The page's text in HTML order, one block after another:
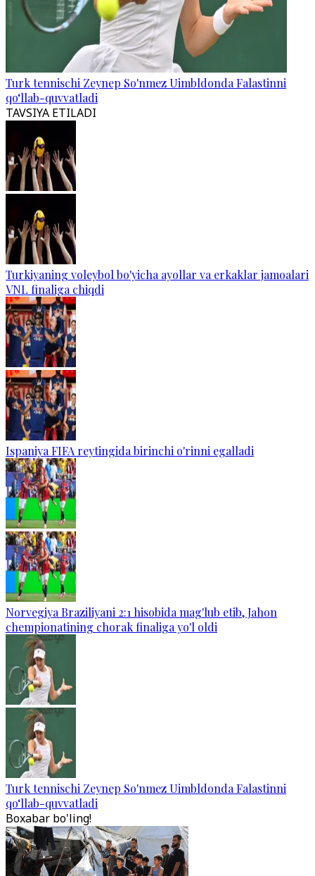
Turk tennischi Zeynep So'nmez Uimbldonda Falastinni
qo‘llab-quvvatladi
TAVSIYA ETILADI
Turkiyaning voleybol bo'yicha ayollar va erkaklar jamoalari
VNL finaliga chiqdi
Ispaniya FIFA reytingida birinchi o'rinni egalladi
Norvegiya Braziliyani 2:1 hisobida mag'lub etib, Jahon
chempionatining chorak finaliga yo'l oldi
Turk tennischi Zeynep So'nmez Uimbldonda Falastinni
qo‘llab-quvvatladi
Boxabar bo'ling!